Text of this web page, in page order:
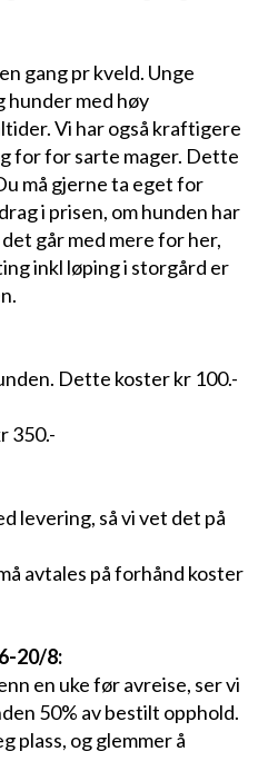
gang pr kveld. Unge
hunder med høy
Vi har også kraftigere
for for sarte mager. Dette
må gjerne ta eget for
i prisen, om hunden har
går med mere for her,
inkl løping i storgård er
Dette koster kr 100.-
350.-
levering, så vi vet det på
avtales på forhånd koster
20/8:
en uke før avreise, ser vi
50% av bestilt opphold.
plass, og glemmer å